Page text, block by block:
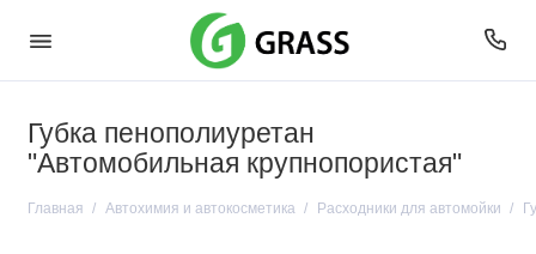
Губка пенополиуретан
"Автомобильная крупнопористая"
Главная Автохимия и автокосметика Расходники для автомойки